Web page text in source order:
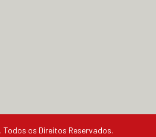
os Direitos Reservados.